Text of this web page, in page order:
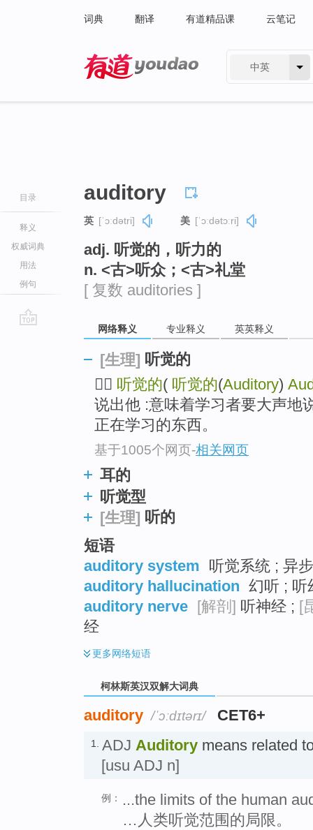
词典 翻译 有道精品课 云笔记
中英
目录
释义
权威词典
用法
例句
auditory
英 [ˈɔːdətri] 美 [ˈɔːdətɔːri]
adj. 听觉的，听力的
n. <古>听众；<古>礼堂
[ 复数 auditories ]
网络释义 专业释义 英英释义
[生理] 听觉的
 听觉的( 听觉的(Auditory)
说出他 :意味着学习者要大声地
正在学习的东西。
基于1005个网页-相关网页
耳的
听觉型
[生理] 听的
短语
auditory system 听觉系统 ; 异
auditory hallucination 幻听 ; 听
auditory nerve [解剖] 听神经 ; [
经
更多网络短语
柯林斯英汉双解大词典
auditory /ˈɔːdɪtərɪ/ CET6+
1. ADJ Auditory means related
[usu ADJ n]
例：
...the limits of the human
…人类听觉范围的局限。